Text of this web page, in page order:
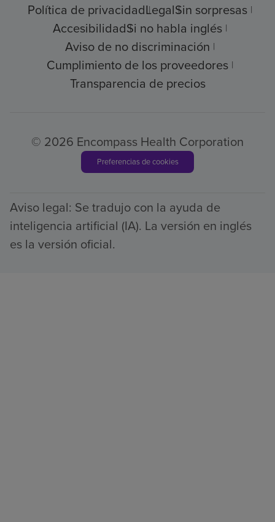
Política de privacidadLegalSin sorpresas
AccesibilidadSi no habla inglés
Aviso de no discriminación
Cumplimiento de los proveedores
Transparencia de precios
© 2026 Encompass Health Corporation
Preferencias de cookies
Aviso legal: Se tradujo con la ayuda de
inteligencia artificial (IA). La versión en inglés
es la versión oficial.